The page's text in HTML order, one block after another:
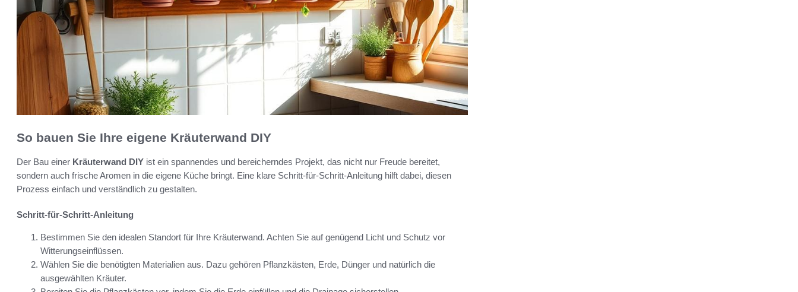
So bauen Sie Ihre eigene Kräuterwand DIY
Der Bau einer Kräuterwand DIY ist ein spannendes und bereicherndes Projekt, das nicht nur Freude bereitet,
sondern auch frische Aromen in die eigene Küche bringt. Eine klare Schritt-für-Schritt-Anleitung hilft dabei, diesen
Prozess einfach und verständlich zu gestalten.
Schritt-für-Schritt-Anleitung
Bestimmen Sie den idealen Standort für Ihre Kräuterwand. Achten Sie auf genügend Licht und Schutz vor
Witterungseinflüssen.
Wählen Sie die benötigten Materialien aus. Dazu gehören Pflanzkästen, Erde, Dünger und natürlich die
ausgewählten Kräuter.